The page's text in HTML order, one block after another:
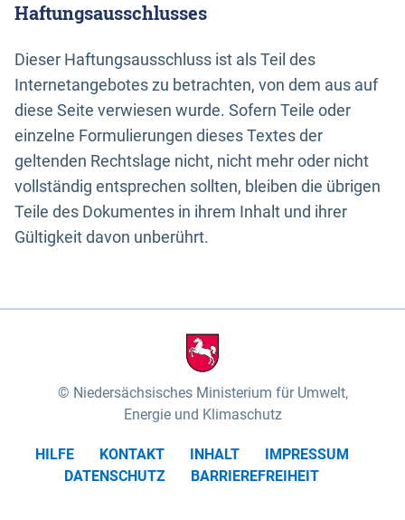
Haftungsausschlusses
Dieser Haftungsausschluss ist als Teil des
Internetangebotes zu betrachten, von dem aus auf
diese Seite verwiesen wurde. Sofern Teile oder
einzelne Formulierungen dieses Textes der
geltenden Rechtslage nicht, nicht mehr oder nicht
vollständig entsprechen sollten, bleiben die übrigen
Teile des Dokumentes in ihrem Inhalt und ihrer
Gültigkeit davon unberührt.
Niedersächsisches Ministerium für Umwelt,
Energie und Klimaschutz
HILFE KONTAKT INHALT
IMPRESSUM
DATENSCHUTZ
BARRIEREFREIHEIT